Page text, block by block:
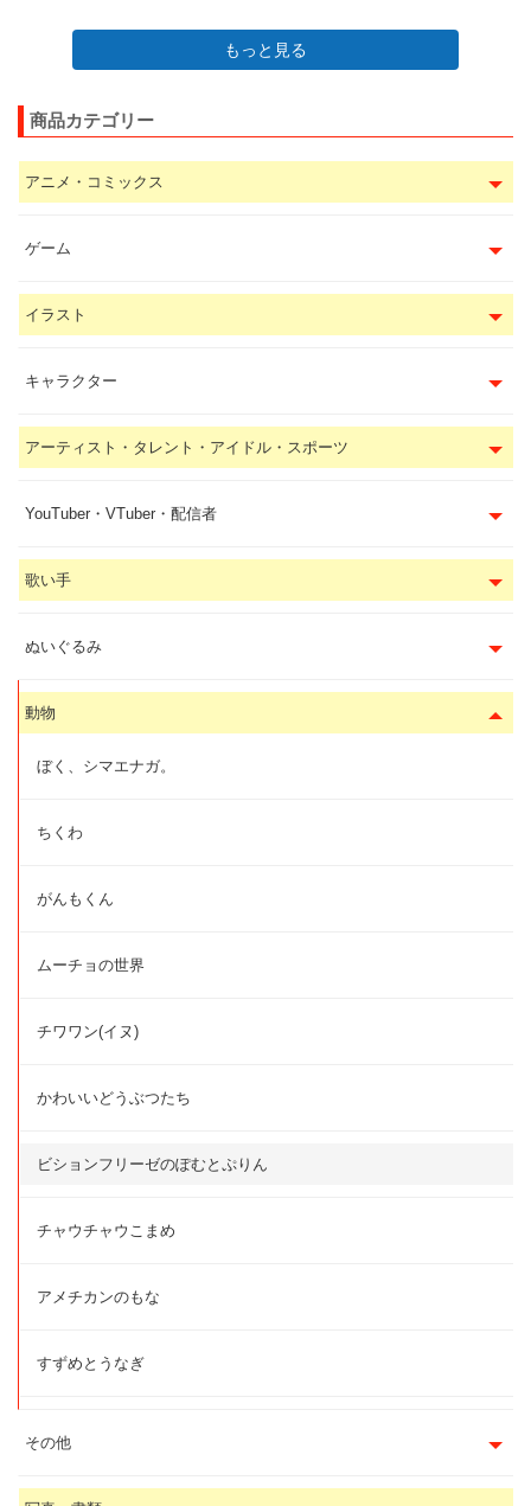
もっと見る
商品カテゴリー
アニメ・コミックス
ゲーム
イラスト
キャラクター
アーティスト・タレント・アイドル・スポーツ
YouTuber・VTuber・配信者
歌い手
ぬいぐるみ
動物
ぼく、シマエナガ。
ちくわ
がんもくん
ムーチョの世界
チワワン(イヌ)
かわいいどうぶつたち
ビションフリーゼのぽむとぷりん
チャウチャウこまめ
アメチカンのもな
すずめとうなぎ
その他